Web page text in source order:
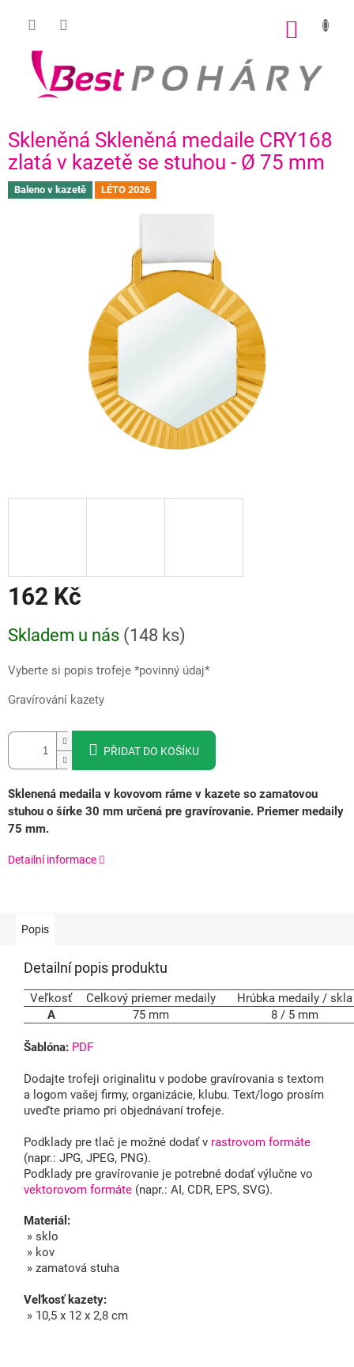
Skleněná Skleněná medaile CRY168
zlatá v kazetě se stuhou - Ø 75 mm
Baleno v kazetě LÉTO 2026
162 Kč
cena:
Skladem u nás (148 ks)
Vyberte si popis trofeje *povinný údaj*
Gravírování kazety
PŘIDAT DO KOŠÍKU
Sklenená medaila v kovovom ráme v kazete so zamatovou
stuhou o šírke 30 mm určená pre gravírovanie. Priemer medaily
75 mm.
Detailní informace
Popis
Detailní popis produktu
Veľkosť Celkový priemer medaily
Hrúbka medaily / skla
A
75 mm 8 / 5 mm
Šablóna: PDF
Dodajte trofeji originalitu v podobe gravírovania s textom
a logom vašej firmy, organizácie, klubu. Text/logo prosím
uveďte priamo pri objednávaní trofeje.
Podklady pre tlač je možné dodať v rastrovom formáte
(napr.: JPG, JPEG, PNG).
Podklady pre gravírovanie je potrebné dodať výlučne vo
vektorovom formáte (napr.: AI, CDR, EPS, SVG).
Materiál:
» sklo
» kov
» zamatová stuha
Veľkosť kazety:
» 10,5 x 12 x 2,8 cm